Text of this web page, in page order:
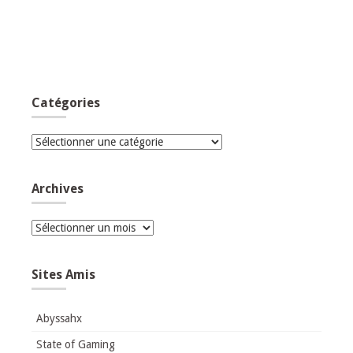
Catégories
Catégories
Archives
Archives
Sites Amis
Abyssahx
State of Gaming